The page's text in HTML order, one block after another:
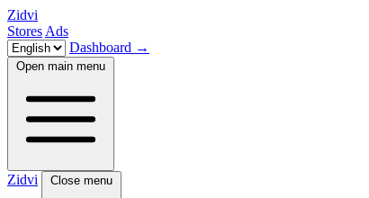
Zidvi
Stores Ads
Dashboard →
Open main menu
Zidvi Close menu